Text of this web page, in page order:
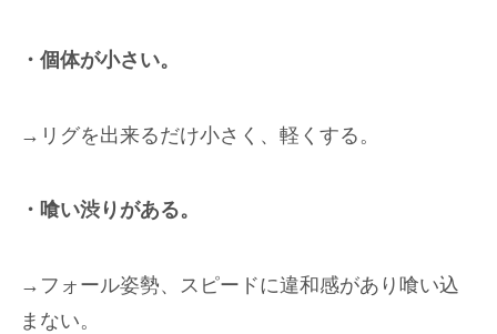
・個体が小さい。
→リグを出来るだけ小さく、軽くする。
・喰い渋りがある。
→フォール姿勢、スピードに違和感があり喰い込
まない。